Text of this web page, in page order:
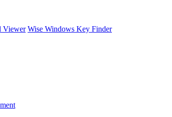
Viewer Wise Windows Key Finder